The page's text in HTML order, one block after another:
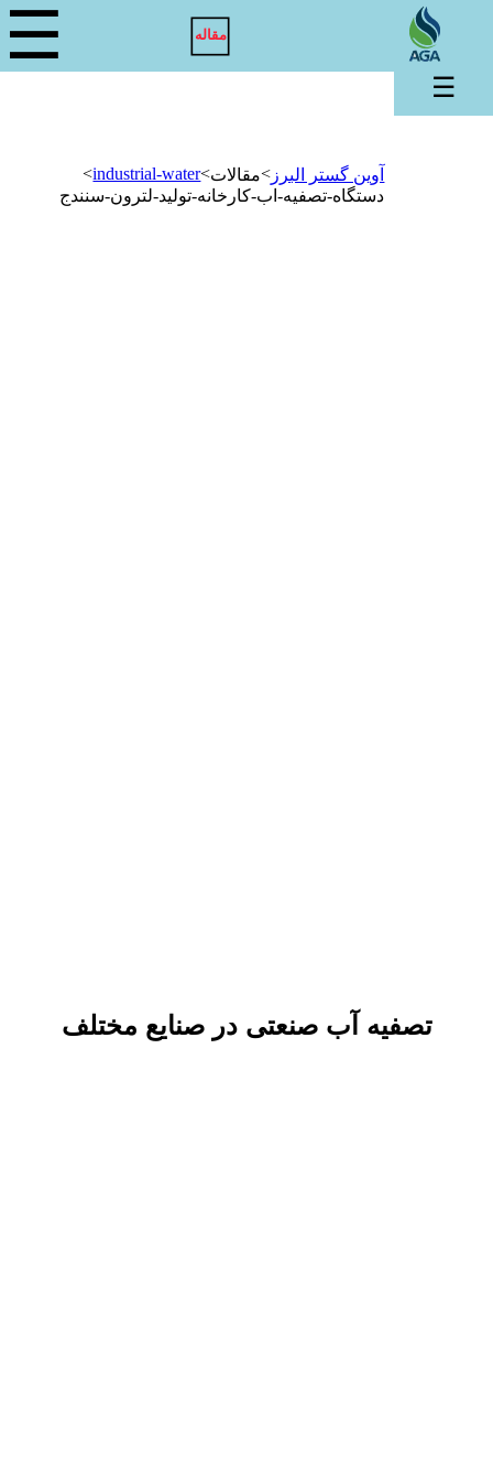
مقاله ☰
تصفیه آب صنعتی در صنایع مختلف
آوین گستر البرز >مقالات>
industrial-water
>
دستگاه-تصفیه-اب-کارخانه-تولید-لترون-سنندج
☰